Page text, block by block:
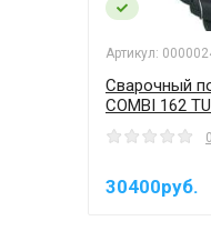
Артикул:
Сварочный
COMBI 162
30400руб.